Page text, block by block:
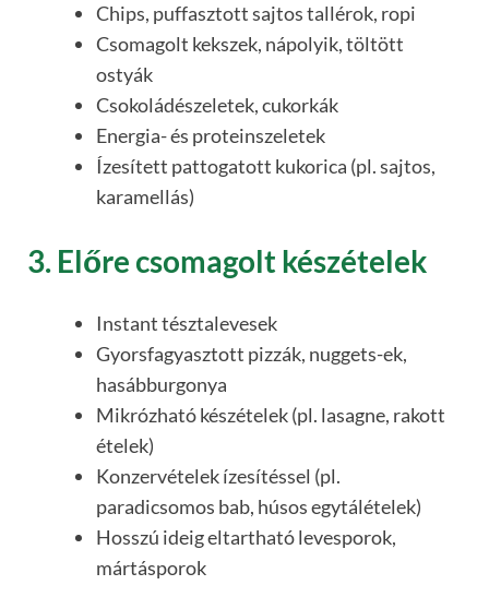
Chips, puffasztott sajtos tallérok, ropi
Csomagolt kekszek, nápolyik, töltött
ostyák
Csokoládészeletek, cukorkák
Energia- és proteinszeletek
Ízesített pattogatott kukorica (pl. sajtos,
karamellás)
3. Előre csomagolt készételek
Instant tésztalevesek
Gyorsfagyasztott pizzák, nuggets-ek,
hasábburgonya
Mikrózható készételek (pl. lasagne, rakott
ételek)
Konzervételek ízesítéssel (pl.
paradicsomos bab, húsos egytálételek)
Hosszú ideig eltartható levesporok,
mártásporok